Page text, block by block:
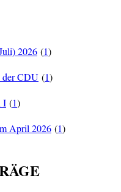
2026 (1)
der CDU (1)
I (1)
April 2026 (1)